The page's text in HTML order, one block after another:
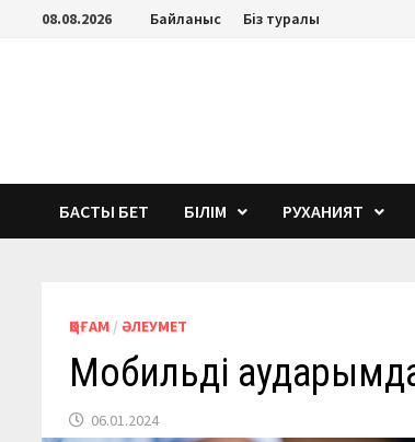
Перейти08.08.2026 Байланыс Біз туралы
БАСТЫ БЕТ БІЛІМ РУХАНИЯТ
ҚОҒАМ /ӘЛЕУМЕТ
Мобильді
06.01.2024